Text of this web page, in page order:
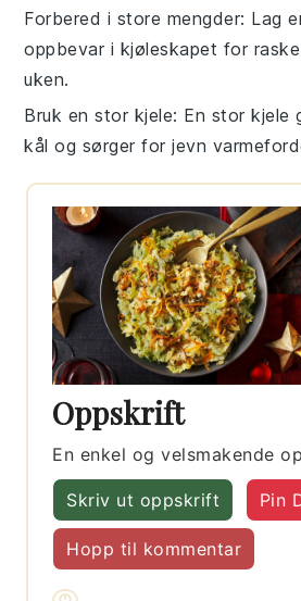
Forbered i store mengder: Lag
oppbevar i kjøleskapet for
uken.
Bruk en stor kjele: En stor kjele
kål og sørger for jevn
Oppskrift
En enkel og velsmakende
Skriv ut oppskrift Pin
Hopp til kommentar